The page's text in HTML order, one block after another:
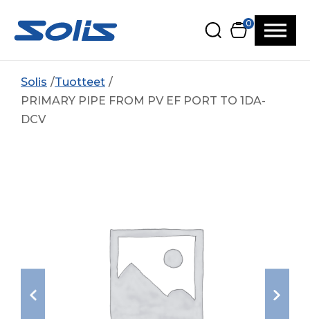
0
Solis
Tuotteet
PRIMARY PIPE FROM PV EF PORT TO 1DA-
DCV